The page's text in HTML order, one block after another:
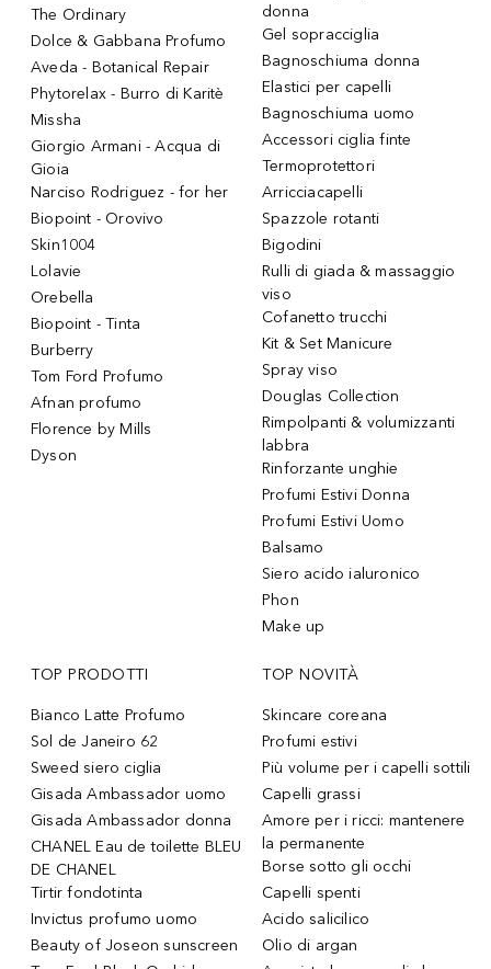
The Ordinary
Dolce & Gabbana Profumo
Aveda - Botanical Repair
Phytorelax - Burro di Karitè
Missha
Giorgio Armani - Acqua di
Gioia
Narciso Rodriguez - for her
Biopoint - Orovivo
Skin1004
Lolavie
Orebella
Biopoint - Tinta
Burberry
Tom Ford Profumo
Afnan profumo
Florence by Mills
Dyson
donna
Gel sopracciglia
Bagnoschiuma donna
Elastici per capelli
Bagnoschiuma uomo
Accessori ciglia finte
Termoprotettori
Arricciacapelli
Spazzole rotanti
Bigodini
Rulli di giada & massaggio
viso
Cofanetto trucchi
Kit & Set Manicure
Spray viso
Douglas Collection
Rimpolpanti & volumizzanti
labbra
Rinforzante unghie
Profumi Estivi Donna
Profumi Estivi Uomo
Balsamo
Siero acido ialuronico
Phon
Make up
TOP PRODOTTI
Bianco Latte Profumo
Sol de Janeiro 62
Sweed siero ciglia
Gisada Ambassador uomo
Gisada Ambassador donna
CHANEL Eau de toilette BLEU
DE CHANEL
Tirtir fondotinta
Invictus profumo uomo
Beauty of Joseon sunscreen
TOP NOVITÀ
Skincare coreana
Profumi estivi
Più volume per i capelli sottili
Capelli grassi
Amore per i ricci: mantenere
la permanente
Borse sotto gli occhi
Capelli spenti
Acido salicilico
Olio di argan